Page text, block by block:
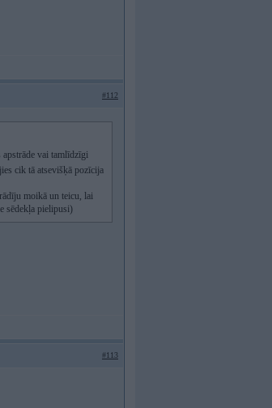
#112
apstrāde vai tamlīdzīgi
cik tā atsevišķā pozīcija
moikā un teicu, lai
sēdekļa pielipusi)
#113